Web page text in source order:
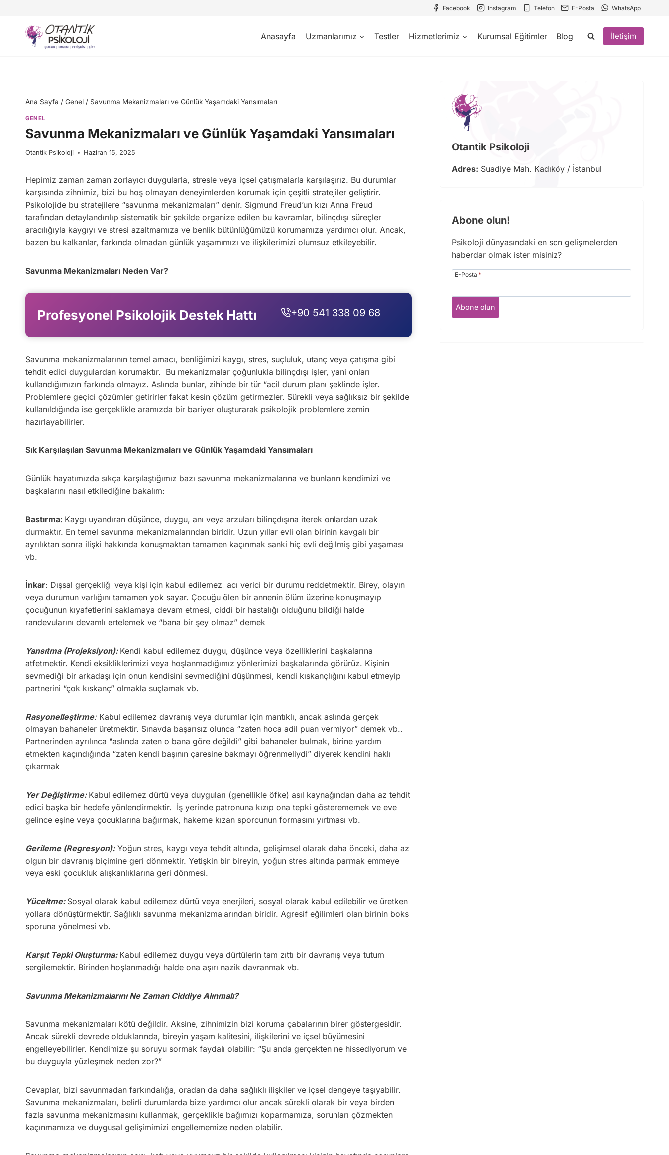
content
Facebook Instagram Telefon E-Posta WhatsApp
Anasayfa Uzmanlarımız Testler Hizmetlerimiz Kurumsal Eğitimler Blog İletişim
Ana Sayfa / Genel / Savunma Mekanizmaları ve Günlük Yaşamdaki Yansımaları
GENEL
Savunma Mekanizmaları ve Günlük Yaşamdaki Yansımaları
Otantik Psikoloji Haziran 15, 2025
Hepimiz zaman zaman zorlayıcı duygularla, stresle veya içsel çatışmalarla karşılaşırız. Bu durumlar
karşısında zihnimiz, bizi bu hoş olmayan deneyimlerden korumak için çeşitli stratejiler geliştirir.
Psikolojide bu stratejilere “savunma mekanizmaları” denir. Sigmund Freud’un kızı Anna Freud
tarafından detaylandırılıp sistematik bir şekilde organize edilen bu kavramlar, bilinçdışı süreçler
aracılığıyla kaygıyı ve stresi azaltmamıza ve benlik bütünlüğümüzü korumamıza yardımcı olur. Ancak,
bazen bu kalkanlar, farkında olmadan günlük yaşamımızı ve ilişkilerimizi olumsuz etkileyebilir.
Savunma Mekanizmaları Neden Var?
Profesyonel Psikolojik Destek Hattı +90 541 338 09 68
Savunma mekanizmalarının temel amacı, benliğimizi kaygı, stres, suçluluk, utanç veya çatışma gibi
tehdit edici duygulardan korumaktır. Bu mekanizmalar çoğunlukla bilinçdışı işler, yani onları
kullandığımızın farkında olmayız. Aslında bunlar, zihinde bir tür “acil durum planı şeklinde işler.
Problemlere geçici çözümler getirirler fakat kesin çözüm getirmezler. Sürekli veya sağlıksız bir şekilde
kullanıldığında ise gerçeklikle aramızda bir bariyer oluşturarak psikolojik problemlere zemin
hazırlayabilirler.
Sık Karşılaşılan Savunma Mekanizmaları ve Günlük Yaşamdaki Yansımaları
Günlük hayatımızda sıkça karşılaştığımız bazı savunma mekanizmalarına ve bunların kendimizi ve
başkalarını nasıl etkilediğine bakalım:
Bastırma: Kaygı uyandıran düşünce, duygu, anı veya arzuları bilinçdışına iterek onlardan uzak
durmaktır. En temel savunma mekanizmalarından biridir. Uzun yıllar evli olan birinin kavgalı bir
ayrılıktan sonra ilişki hakkında konuşmaktan tamamen kaçınmak sanki hiç evli değilmiş gibi yaşaması
vb.
İnkar: Dışsal gerçekliği veya kişi için kabul edilemez, acı verici bir durumu reddetmektir. Birey, olayın
veya durumun varlığını tamamen yok sayar. Çocuğu ölen bir annenin ölüm üzerine konuşmayıp
çocuğunun kıyafetlerini saklamaya devam etmesi, ciddi bir hastalığı olduğunu bildiği halde
randevularını devamlı ertelemek ve “bana bir şey olmaz” demek
Yansıtma (Projeksiyon): Kendi kabul edilemez duygu, düşünce veya özelliklerini başkalarına
atfetmektir. Kendi eksikliklerimizi veya hoşlanmadığımız yönlerimizi başkalarında görürüz. Kişinin
sevmediği bir arkadaşı için onun kendisini sevmediğini düşünmesi, kendi kıskançlığını kabul etmeyip
partnerini “çok kıskanç” olmakla suçlamak vb.
Rasyonelleştirme:Kabul edilemez davranış veya durumlar için mantıklı, ancak aslında gerçek
olmayan bahaneler üretmektir. Sınavda başarısız olunca “zaten hoca adil puan vermiyor” demek vb..
Partnerinden ayrılınca “aslında zaten o bana göre değildi” gibi bahaneler bulmak, birine yardım
etmekten kaçındığında “zaten kendi başının çaresine bakmayı öğrenmeliydi” diyerek kendini haklı
çıkarmak
Yer Değiştirme: Kabul edilemez dürtü veya duyguları (genellikle öfke) asıl kaynağından daha az tehdit
edici başka bir hedefe yönlendirmektir. İş yerinde patronuna kızıp ona tepki gösterememek ve eve
gelince eşine veya çocuklarına bağırmak, hakeme kızan sporcunun formasını yırtması vb.
Gerileme (Regresyon): Yoğun stres, kaygı veya tehdit altında, gelişimsel olarak daha önceki, daha az
olgun bir davranış biçimine geri dönmektir. Yetişkin bir bireyin, yoğun stres altında parmak emmeye
veya eski çocukluk alışkanlıklarına geri dönmesi.
Yüceltme: Sosyal olarak kabul edilemez dürtü veya enerjileri, sosyal olarak kabul edilebilir ve üretken
yollara dönüştürmektir. Sağlıklı savunma mekanizmalarından biridir. Agresif eğilimleri olan birinin boks
sporuna yönelmesi vb.
Karşıt Tepki Oluşturma: Kabul edilemez duygu veya dürtülerin tam zıttı bir davranış veya tutum
sergilemektir. Birinden hoşlanmadığı halde ona aşırı nazik davranmak vb.
Savunma Mekanizmalarını Ne Zaman Ciddiye Alınmalı?
Savunma mekanizmaları kötü değildir. Aksine, zihnimizin bizi koruma çabalarının birer göstergesidir.
Ancak sürekli devrede olduklarında, bireyin yaşam kalitesini, ilişkilerini ve içsel büyümesini
engelleyebilirler. Kendimize şu soruyu sormak faydalı olabilir: “Şu anda gerçekten ne hissediyorum ve
bu duyguyla yüzleşmek neden zor?”
Cevaplar, bizi savunmadan farkındalığa, oradan da daha sağlıklı ilişkiler ve içsel dengeye taşıyabilir.
Savunma mekanizmaları, belirli durumlarda bize yardımcı olur ancak sürekli olarak bir veya birden
fazla savunma mekanizmasını kullanmak, gerçeklikle bağımızı koparmamıza, sorunları çözmekten
kaçınmamıza ve duygusal gelişimimizi engellememize neden olabilir.
Otantik Psikoloji
Adres: Suadiye Mah. Kadıköy / İstanbul
Abone olun!
Psikoloji dünyasındaki en son gelişmelerden
haberdar olmak ister misiniz?
E-Posta *
Abone olun